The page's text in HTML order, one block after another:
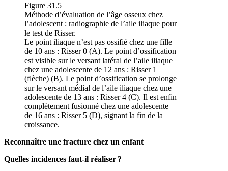
Figure 31.5
Méthode d’évaluation de l’âge osseux chez
l’adolescent : radiographie de l’aile iliaque pour
le test de Risser.
Le point iliaque n’est pas ossifié chez une fille
de 10 ans : Risser 0 (A). Le point d’ossification
est visible sur le versant latéral de l’aile iliaque
chez une adolescente de 12 ans : Risser 1
(flèche) (B). Le point d’ossification se prolonge
sur le versant médial de l’aile iliaque chez une
adolescente de 13 ans : Risser 4 (C). Il est enfin
complètement fusionné chez une adolescente
de 16 ans : Risser 5 (D), signant la fin de la
croissance.
Reconnaître une fracture chez un enfant
Quelles incidences faut-il réaliser ?